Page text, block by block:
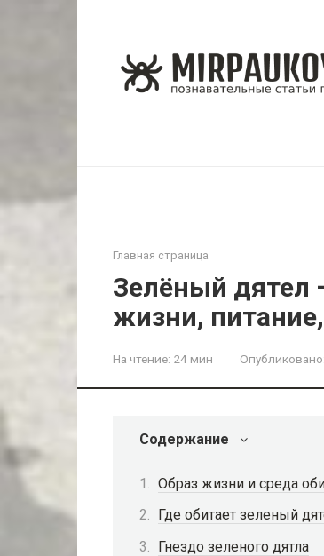
Главная страница
Зелёный дятел
жизни,
На чтение: 24 мин Опубликовано:
Содержание
Образ жизни и среда
Где обитает зеленый
Гнездо зеленого дятла